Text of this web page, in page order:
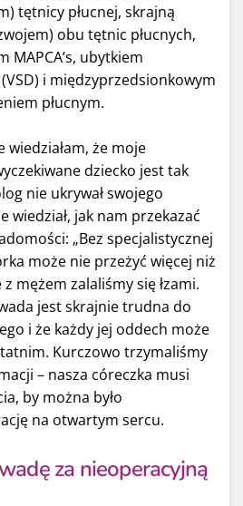
tętnicy płucnej, skrajną
obu tętnic płucnych,
MAPCA’s, ubytkiem
i międzyprzedsionkowym
płucnym.
że moje
dziecko jest tak
nie ukrywał swojego
wiedział, jak nam przekazać
„Bez specjalistycznej
może nie przeżyć więcej niż
mężem zalaliśmy się łzami.
jest skrajnie trudna do
i że każdy jej oddech może
Kurczowo trzymaliśmy
– nasza córeczka musi
by można było
na otwartym sercu.
za nieoperacyjną